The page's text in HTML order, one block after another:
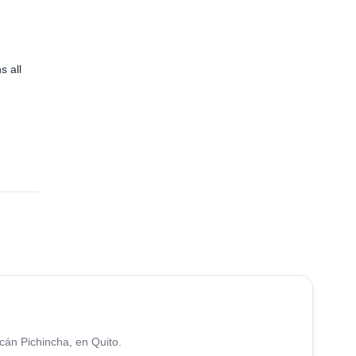
all
Pichincha, en Quito.